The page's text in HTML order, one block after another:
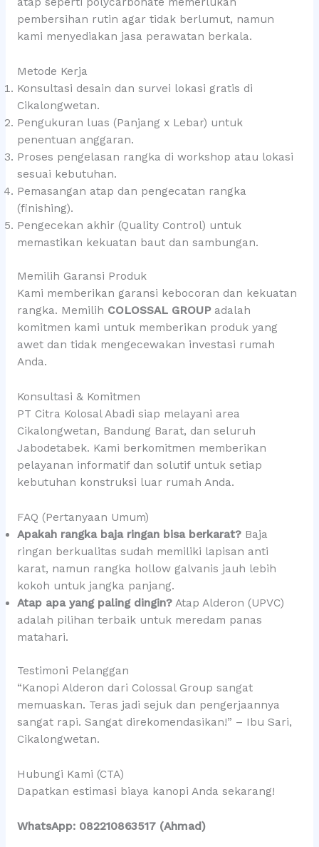
pembersihan rutin agar tidak berlumut, namun
kami menyediakan jasa perawatan berkala.
Metode Kerja
Konsultasi desain dan survei lokasi gratis di
Cikalongwetan.
Pengukuran luas (Panjang x Lebar) untuk
penentuan anggaran.
Proses pengelasan rangka di workshop atau lokasi
sesuai kebutuhan.
Pemasangan atap dan pengecatan rangka
(finishing).
Pengecekan akhir (Quality Control) untuk
memastikan kekuatan baut dan sambungan.
Memilih Garansi Produk
Kami memberikan garansi kebocoran dan kekuatan
rangka. Memilih COLOSSAL GROUPadalah
komitmen kami untuk memberikan produk yang
awet dan tidak mengecewakan investasi rumah
Anda.
Konsultasi & Komitmen
PT Citra Kolosal Abadi siap melayani area
Cikalongwetan, Bandung Barat, dan seluruh
Jabodetabek. Kami berkomitmen memberikan
pelayanan informatif dan solutif untuk setiap
kebutuhan konstruksi luar rumah Anda.
FAQ (Pertanyaan Umum)
Apakah rangka baja ringan bisa berkarat?Baja
ringan berkualitas sudah memiliki lapisan anti
karat, namun rangka hollow galvanis jauh lebih
kokoh untuk jangka panjang.
Atap apa yang paling dingin?Atap Alderon (UPVC)
adalah pilihan terbaik untuk meredam panas
matahari.
Testimoni Pelanggan
“Kanopi Alderon dari Colossal Group sangat
memuaskan. Teras jadi sejuk dan pengerjaannya
sangat rapi. Sangat direkomendasikan!” – Ibu Sari,
Cikalongwetan.
Hubungi Kami (CTA)
Dapatkan estimasi biaya kanopi Anda sekarang!
WhatsApp: 082210863517 (Ahmad)